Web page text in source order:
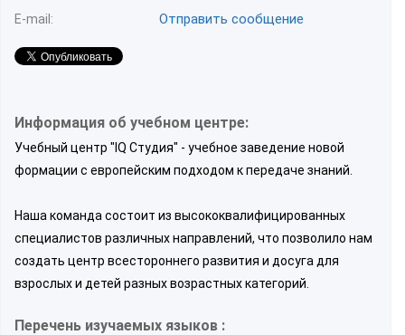
E-mail:
Отправить сообщение
Информация об учебном центре:
Учебный центр "IQ Студия" - учебное заведение новой
формации с европейским подходом к передаче знаний.
Наша команда состоит из высококвалифицированных
специалистов различных направлений, что позволило нам
создать центр всестороннего развития и досуга для
взрослых и детей разных возрастных категорий.
Перечень изучаемых языков :